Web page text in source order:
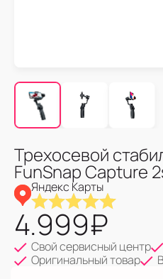
Трехосевой
FunSnap Capture
Яндекс Карты
4.999₽
Свой сервисный центр
Оригинальный товар